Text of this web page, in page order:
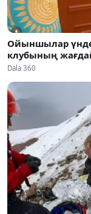
Ойыншылар
клубының
Dala 360